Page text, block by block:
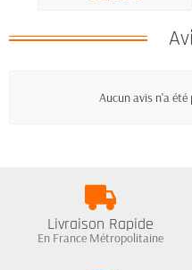
Aucun avis n'a
Livraison Rapide
En France Métropolitaine